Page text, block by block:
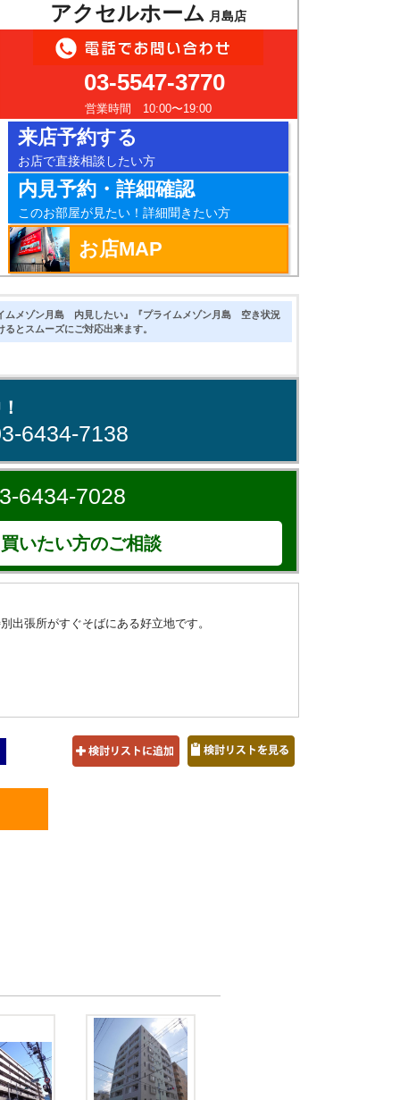
アクセルホーム 月島店
03-5547-3770
営業時間 10:00〜19:00
来店予約する
お店で直接相談したい方
内見予約・詳細確認
このお部屋が見たい！詳細聞きたい方
お店MAP
ムメゾン月島 内見したい』『プライムメゾン月島 空き状況
とスムーズにご対応出来ます。
6434-7138
6434-7028
買いたい方のご相談
出張所がすぐそばにある好立地です。